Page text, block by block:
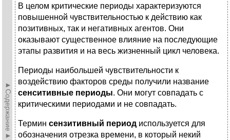
►Содержание►
В целом критические периоды характеризуются
повышенной чувствительностью к действию как
позитивных, так и негативных агентов. Они
оказывают существенное влияние на последующие
этапы развития и на весь жизненный цикл человека.
Периоды наибольшей чувствительности к
воздействию факторов среды получили название
сенситивные периоды. Они могут совпадать с
критическими периодами и не совпадать.
Термин сензитивный период используется для
обозначения отрезка времени, в который некий